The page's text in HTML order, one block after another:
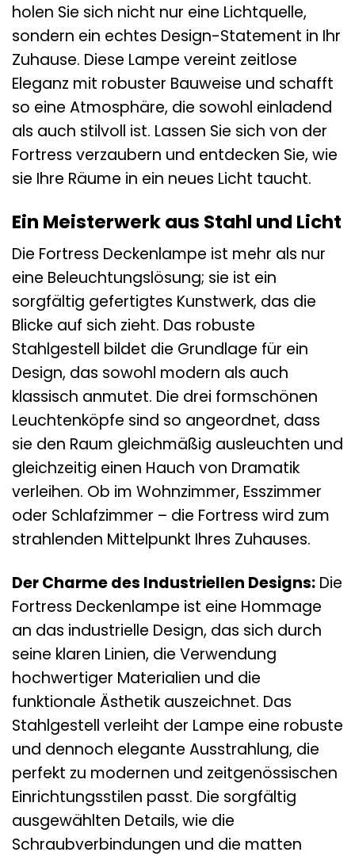
holen Sie sich nicht nur eine Lichtquelle,
sondern ein echtes Design-Statement in Ihr
Zuhause. Diese Lampe vereint zeitlose
Eleganz mit robuster Bauweise und schafft
so eine Atmosphäre, die sowohl einladend
als auch stilvoll ist. Lassen Sie sich von der
Fortress verzaubern und entdecken Sie, wie
sie Ihre Räume in ein neues Licht taucht.
Ein Meisterwerk aus Stahl und Licht
Die Fortress Deckenlampe ist mehr als nur
eine Beleuchtungslösung; sie ist ein
sorgfältig gefertigtes Kunstwerk, das die
Blicke auf sich zieht. Das robuste
Stahlgestell bildet die Grundlage für ein
Design, das sowohl modern als auch
klassisch anmutet. Die drei formschönen
Leuchtenköpfe sind so angeordnet, dass
sie den Raum gleichmäßig ausleuchten und
gleichzeitig einen Hauch von Dramatik
verleihen. Ob im Wohnzimmer, Esszimmer
oder Schlafzimmer – die Fortress wird zum
strahlenden Mittelpunkt Ihres Zuhauses.
Der Charme des Industriellen Designs: Die
Fortress Deckenlampe ist eine Hommage
an das industrielle Design, das sich durch
seine klaren Linien, die Verwendung
hochwertiger Materialien und die
funktionale Ästhetik auszeichnet. Das
Stahlgestell verleiht der Lampe eine robuste
und dennoch elegante Ausstrahlung, die
perfekt zu modernen und zeitgenössischen
Einrichtungsstilen passt. Die sorgfältig
ausgewählten Details, wie die
Schraubverbindungen und die matten